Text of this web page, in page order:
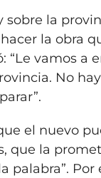
sobre la
la obra
“Le vamos
No
el nuevo
que la
Por